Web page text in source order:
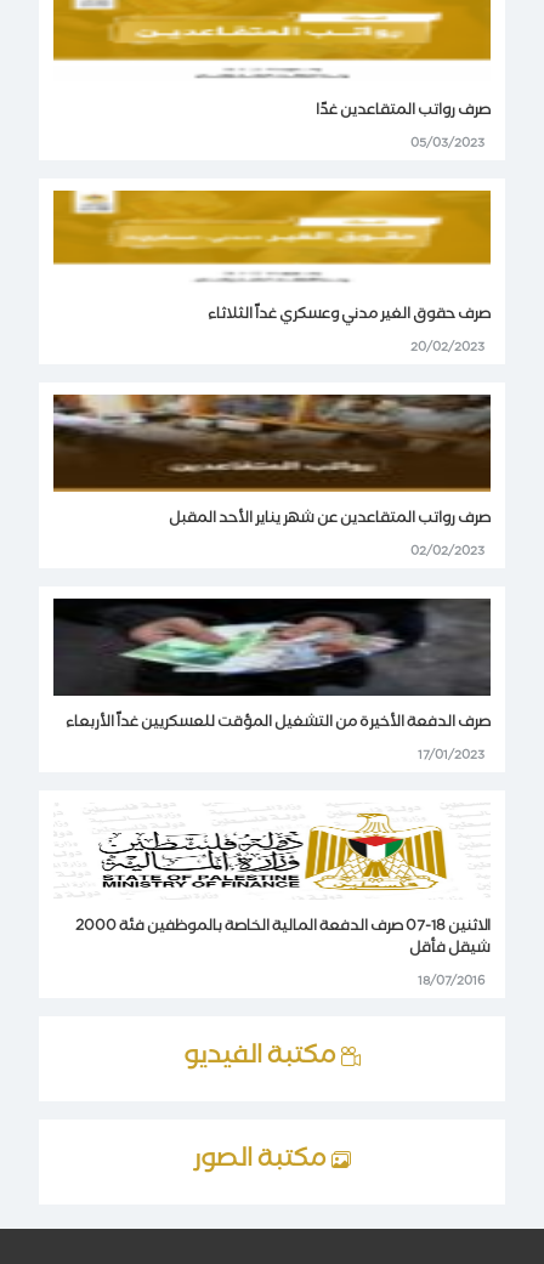
صرف رواتب المتقاعدين غدًا
05/03/2023
صرف حقوق الغير مدني وعسكري غداً الثلاثاء
20/02/2023
صرف رواتب المتقاعدين عن شهر يناير الأحد المقبل
02/02/2023
صرف الدفعة الأخيرة من التشغيل المؤقت للعسكريين غداً الأربعاء
17/01/2023
الاثنين 18-07 صرف الدفعة المالية الخاصة بالموظفين فئة 2000
شيقل فأقل
18/07/2016
مكتبة الفيديو
مكتبة الصور